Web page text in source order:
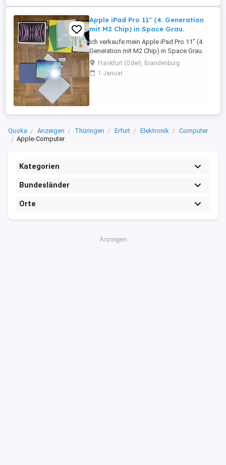
Apple iPad Pro 11" (4. Generation
mit M2 Chip) in Space Grau.
Ich verkaufe mein Apple iPad Pro 11" (4.
Generation mit M2 Chip) in Space Grau.
Das iPad befindet sich in einem Top-
Zustand und wurde stets sorgfältig
behandelt. Display und Gehäuse sind
hauptsächlich ...
Frankfurt (Oder), Brandenburg
1 Januar
Quoka Anzeigen Thüringen Erfurt Elektronik
Computer
Apple-Computer
Kategorien
Bundesländer
Orte
Anzeigen